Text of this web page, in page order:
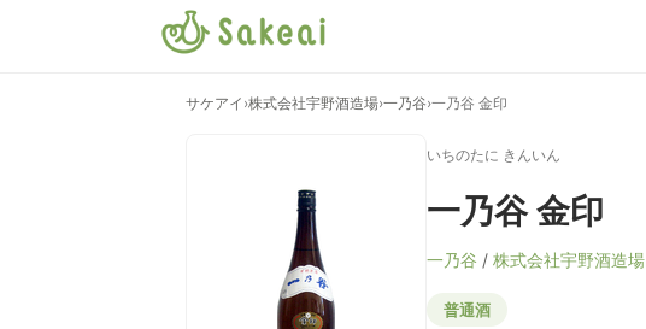
サケアイ ›株式会社宇野酒造場›一乃谷›一乃谷 金印
いちのたに きんいん
一乃谷 金印
一乃谷 / 株式会社宇野酒造場
普通酒